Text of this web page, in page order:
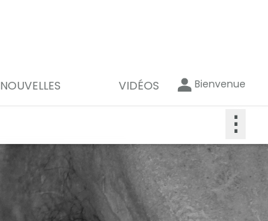
NOUVELLES VIDÉOS Bienvenue
⋮